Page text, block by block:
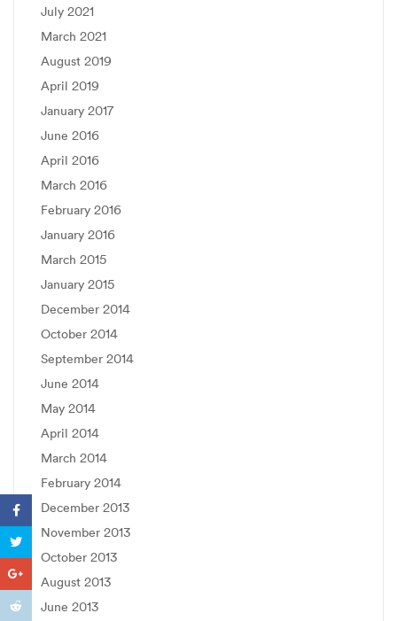
July 2021
March 2021
August 2019
April 2019
January 2017
June 2016
April 2016
March 2016
February 2016
January 2016
March 2015
January 2015
December 2014
October 2014
September 2014
June 2014
May 2014
April 2014
March 2014
February 2014
December 2013
November 2013
October 2013
August 2013
June 2013